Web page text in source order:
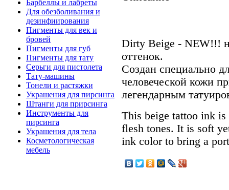
Барбеллы и лабреты
Для обезболивания и
дезинфиирования
Пигменты для век и
бровей
Пигменты для губ
Пигменты для тату
Серьги для пистолета
Тату-машины
Тонели и растяжки
Украшения для пирсинга
Штанги для прирсинга
Инструменты для
пирсинга
Украшения для тела
Косметологическая
мебель
Dirty Beige - NEW!!!
оттенок.
Создан специально
человеческой кожи
легендарным
This beige tattoo ink
flesh tones. It is soft
ink color to bring a